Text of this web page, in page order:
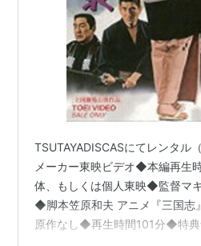
TSUTAYADISCASにてレンタ
メーカー東映ビデオ◆本編再生
体、もしくは個人東映◆監督マ
◆脚本笠原和夫 アニメ『三国
原作なし◆再生時間101分◆特典